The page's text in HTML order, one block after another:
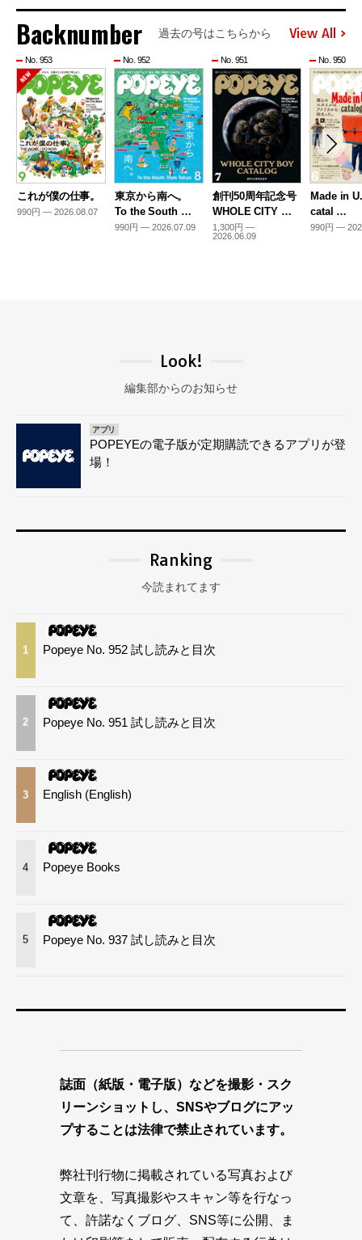
Backnumber 過去の号はこちらから View All
No. 953
これが僕の仕事。
990円 — 2026.08.07
No. 952
東京から南へ。
To the South …
990円 — 2026.07.09
No. 951
創刊50周年記念号
WHOLE CITY …
1,300円 —
2026.06.09
No. 950
Made in
catal …
990円 —
Look!
編集部からのお知らせ
アプリ
POPEYEの電子版が定期購読できるアプリが登
場！
Ranking
今読まれてます
1 Popeye No. 952 試し読みと目次
2 Popeye No. 951 試し読みと目次
3 English (English)
4 Popeye Books
5 Popeye No. 937 試し読みと目次
誌面（紙版・電子版）などを撮影・スク
リーンショットし、SNSやブログにアッ
プすることは法律で禁止されています。
弊社刊行物に掲載されている写真および
文章を、写真撮影やスキャン等を行なっ
て、許諾なくブログ、SNS等に公開、ま